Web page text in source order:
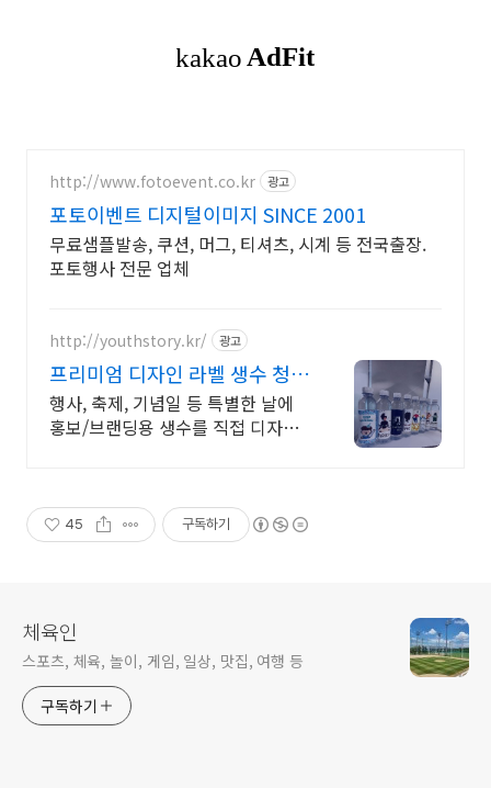
http://www.fotoevent.co.kr 광고
포토이벤트 디지털이미지 SINCE 2001
무료샘플발송, 쿠션, 머그, 티셔츠, 시계 등 전국출장.
포토행사 전문 업체
http://youthstory.kr/ 광고
프리미엄 디자인 라벨 생수 청춘
스토리
행사, 축제, 기념일 등 특별한 날에
홍보/브랜딩용 생수를 직접 디자인
45 구독하기
체육인
스포츠, 체육, 놀이, 게임, 일상, 맛집, 여행 등
구독하기